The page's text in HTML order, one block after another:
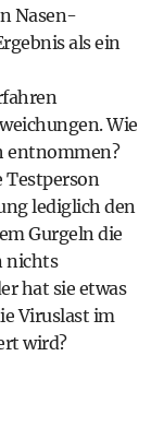
Nasen-
als ein
Wie
entnommen?
Testperson
lediglich den
Gurgeln die
nichts
hat sie etwas
Viruslast im
wird?